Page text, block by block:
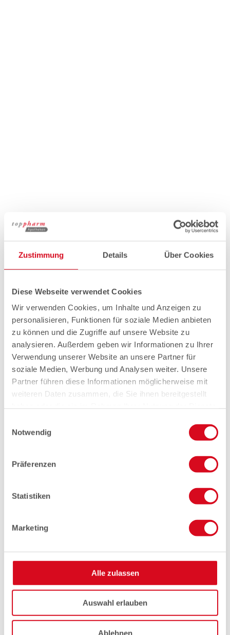
Zustimmung Details Über Cookies
Diese Webseite verwendet Cookies
Wir verwenden Cookies, um Inhalte und Anzeigen zu
personalisieren, Funktionen für soziale Medien anbieten
zu können und die Zugriffe auf unsere Website zu
analysieren. Außerdem geben wir Informationen zu Ihrer
Verwendung unserer Website an unsere Partner für
soziale Medien, Werbung und Analysen weiter. Unsere
Partner führen diese Informationen möglicherweise mit
weiteren Daten zusammen, die Sie ihnen bereitgestellt
Notwendig
Präferenzen
Statistiken
Marketing
Alle zulassen
Auswahl erlauben
Ablehnen